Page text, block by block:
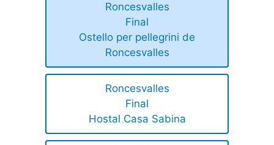
Roncesvalles
Final
Ostello per pellegrini de
Roncesvalles
Roncesvalles
Final
Hostal Casa Sabina